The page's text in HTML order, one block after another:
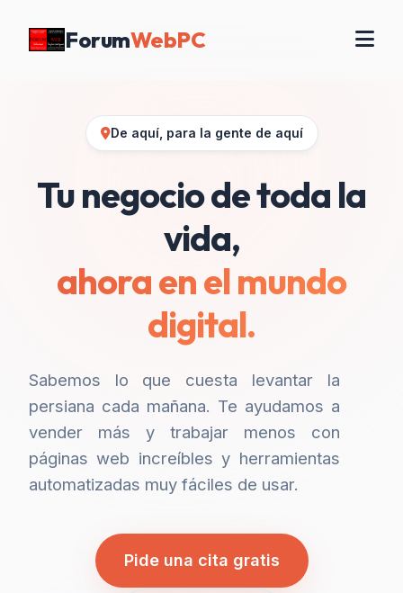
ForumWebPC
De aquí, para la gente de aquí
Tu negocio de toda la
vida,
ahora en el mundo
digital.
Sabemos lo que cuesta levantar la
persiana cada mañana. Te ayudamos a
vender más y trabajar menos con
páginas web increíbles y herramientas
automatizadas muy fáciles de usar.
Pide una cita gratis